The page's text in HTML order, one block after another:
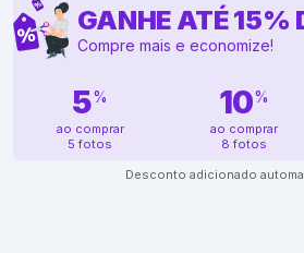
GANHE ATÉ15%
Compre mais e economize!
5%
ao comprar
5 fotos
10%
ao comprar
8 fotos
Desconto adicionado